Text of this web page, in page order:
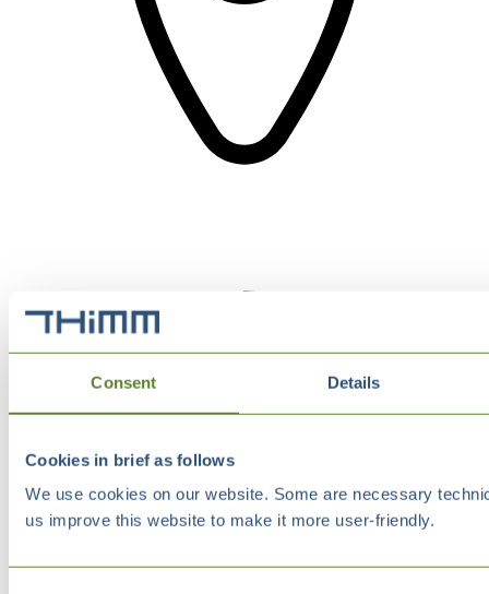
Consent Details
Cookies in brief as follows
We use cookies on our website. Some are necessary
us improve this website to make it more user-friendly.